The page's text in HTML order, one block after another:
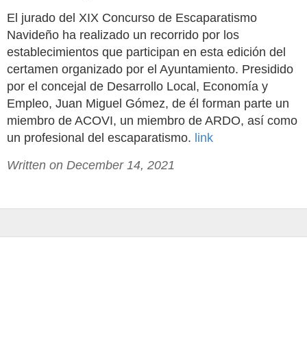
El jurado del XIX Concurso de Escaparatismo
Navideño ha realizado un recorrido por los
establecimientos que participan en esta edición del
certamen organizado por el Ayuntamiento. Presidido
por el concejal de Desarrollo Local, Economía y
Empleo, Juan Miguel Gómez, de él forman parte un
miembro de ACOVI, un miembro de ARDO, así como
un profesional del escaparatismo. link
Written on December 14, 2021